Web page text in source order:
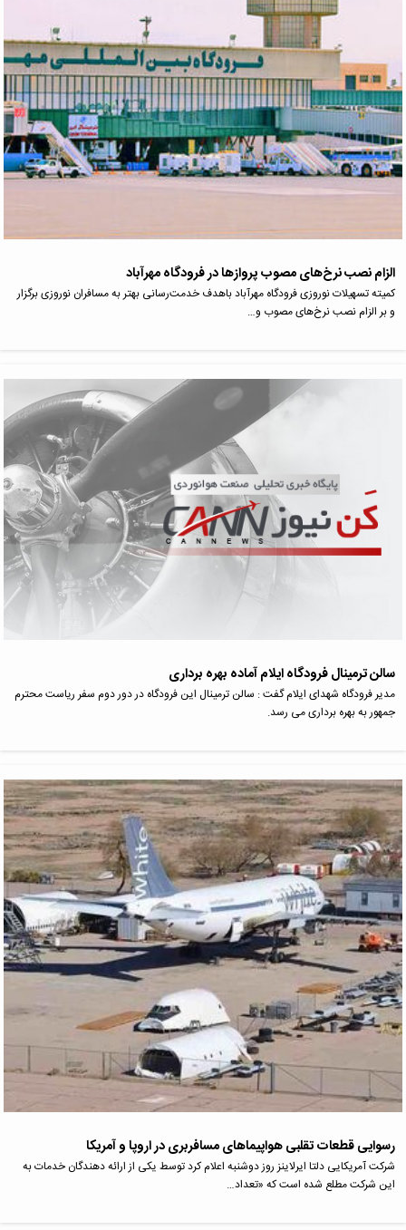
الزام نصب نرخ‌های مصوب پروازها در فرودگاه مهرآباد
کمیته تسهیلات نوروزی فرودگاه مهرآباد باهدف خدمت‌رسانی بهتر به مسافران نوروزی برگزار
و بر الزام نصب نرخ‌های مصوب و…
سالن ترمینال فرودگاه ایلام آماده بهره برداری
مدیر فرودگاه شهدای ایلام گفت : سالن ترمینال این فرودگاه در دور دوم سفر ریاست محترم
جمهور به بهره برداری می رسد.
رسوایی قطعات تقلبی هواپیما‌های مسافربری در اروپا و آمریکا
شرکت آمریکایی دلتا ایرلاینز روز دوشنبه اعلام کرد توسط یکی از ارائه دهندگان خدمات به
این شرکت مطلع شده است که «تعداد…